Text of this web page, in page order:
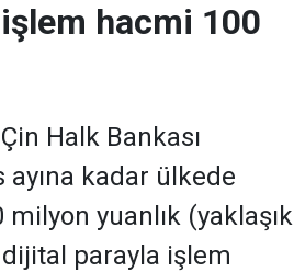
hacmi 100
Halk Bankası
ayına kadar ülkede
yuanlık (yaklaşık
parayla işlem